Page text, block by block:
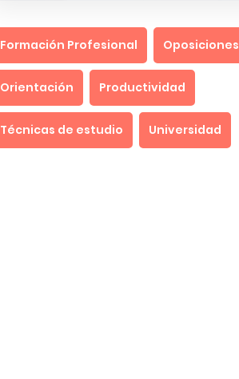
Formación Profesional Oposiciones
Orientación Productividad
Técnicas de estudio Universidad